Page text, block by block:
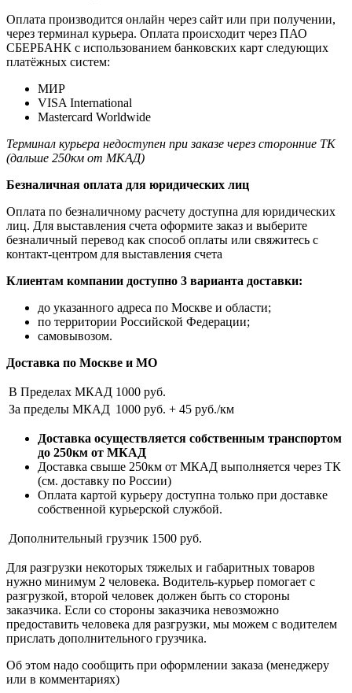
Оплата производится онлайн через сайт или при получении,
через терминал курьера. Оплата происходит через ПАО
СБЕРБАНК с использованием банковских карт следующих
платёжных систем:
МИР
VISA International
Mastercard Worldwide
Терминал курьера недоступен при заказе через сторонние ТК
(дальше 250км от МКАД)
Безналичная оплата для юридических лиц
Оплата по безналичному расчету доступна для юридических
лиц. Для выставления счета оформите заказ и выберите
безналичный перевод как способ оплаты или свяжитесь с
контакт-центром для выставления счета
Клиентам компании доступно 3 варианта доставки:
до указанного адреса по Москве и области;
по территории Российской Федерации;
самовывозом.
Доставка по Москве и МО
В Пределах МКАД 1000 руб.
За пределы МКАД 1000 руб. + 45 руб./км
Доставка осуществляется собственным транспортом
до 250км от МКАД
Доставка свыше 250км от МКАД выполняется через ТК
(см. доставку по России)
Оплата картой курьеру доступна только при доставке
собственной курьерской службой.
Дополнительный грузчик 1500 руб.
Для разгрузки некоторых тяжелых и габаритных товаров
нужно минимум 2 человека. Водитель-курьер помогает с
разгрузкой, второй человек должен быть со стороны
заказчика. Если со стороны заказчика невозможно
предоставить человека для разгрузки, мы можем с водителем
прислать дополнительного грузчика.
Об этом надо сообщить при оформлении заказа (менеджеру
или в комментариях)